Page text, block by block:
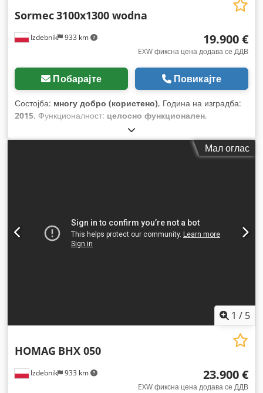
Izdebnik 933 km
Sormec3100x1300 wodna
19.900 €
EXW фиксна цена додава се ДДВ
Побарајте Повикајте
Состојба: многу добро (користено), Година на изградба:
2015, Функционалност: целосно функционален,
Мал оглас
1 / 5
Izdebnik 933 km
HOMAG BHX 050
23.900 €
EXW фиксна цена додава се ДДВ